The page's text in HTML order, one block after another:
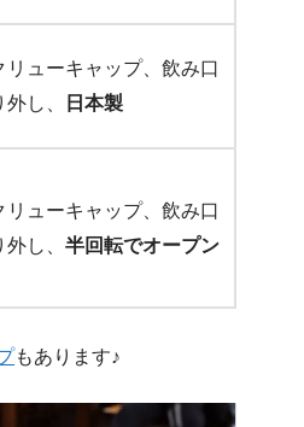
リューキャップ、飲み口
し、 日本製
リューキャップ、飲み口
し、 半回転でオープン
もあります♪